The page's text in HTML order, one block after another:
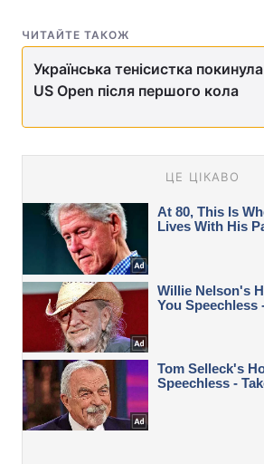
ЧИТАЙТЕ ТАКОЖ
Українська тенісистка покинула
US Open після першого кола